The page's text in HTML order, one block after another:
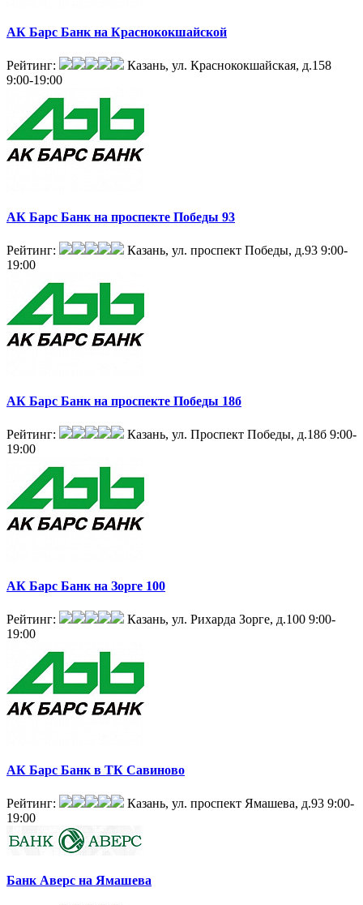
АК Барс Банк на Краснококшайской
Рейтинг:
Казань, ул. Краснококшайская, д.158
9:00-19:00
АК Барс Банк на проспекте Победы 93
Рейтинг: Казань, ул. проспект Победы, д.93 9:00-
19:00
АК Барс Банк на проспекте Победы 18б
Рейтинг: Казань, ул. Проспект Победы, д.18б 9:00-
19:00
АК Барс Банк на Зорге 100
Рейтинг: Казань, ул. Рихарда Зорге, д.100 9:00-
19:00
АК Барс Банк в ТК Савиново
Рейтинг: Казань, ул. проспект Ямашева, д.93 9:00-
19:00
Банк Аверс на Ямашева